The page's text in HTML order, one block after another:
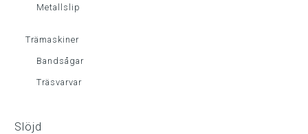
Metallslip
Trämaskiner
Bandsågar
Träsvarvar
Slöjd